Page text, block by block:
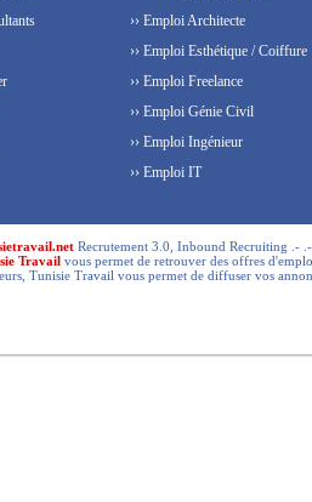
›› Emploi Architecte
›› Emploi Esthétique / Coiffure
›› Emploi Freelance
›› Emploi Génie Civil
›› Emploi Ingénieur
›› Emploi IT
Recrutement 3.0, Inbound Recruiting .-
Travail vous permet de retrouver des offres
Tunisie Travail vous permet de diffuser vos